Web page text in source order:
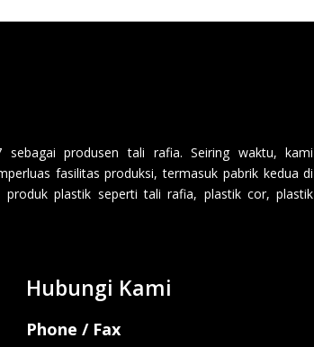
produsen tali rafia. Seiring waktu, kami
fasilitas produksi, termasuk pabrik kedua di
produk plastik seperti tali rafia, plastik cor, plastik
Hubungi Kami
Phone / Fax